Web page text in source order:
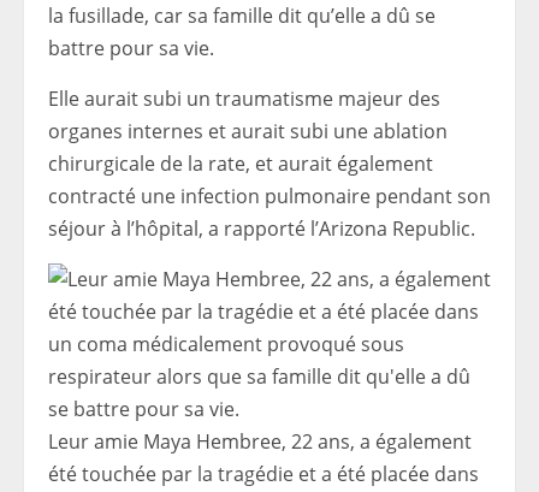
la fusillade, car sa famille dit qu’elle a dû se
battre pour sa vie.
Elle aurait subi un traumatisme majeur des
organes internes et aurait subi une ablation
chirurgicale de la rate, et aurait également
contracté une infection pulmonaire pendant son
séjour à l’hôpital, a rapporté l’Arizona Republic.
Leur amie Maya Hembree, 22 ans, a également
été touchée par la tragédie et a été placée dans